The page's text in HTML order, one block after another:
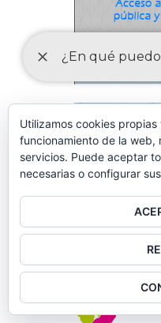
Utilizamos cookies
funcionamiento de la web,
servicios. Puede aceptar
necesarias o configurar